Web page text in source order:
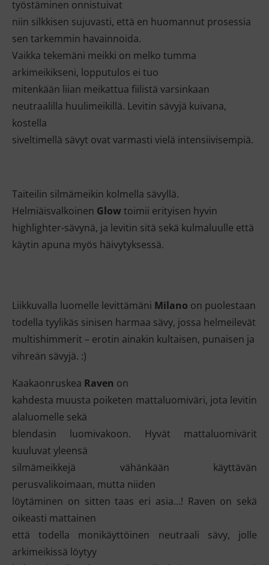
työstäminen onnistuivat
niin silkkisen sujuvasti, että en huomannut prosessia
sen tarkemmin havainnoida.
Vaikka tekemäni meikki on melko tumma
arkimeikikseni, lopputulos ei tuo
mitenkään liian meikattua fiilistä varsinkaan
neutraalilla huulimeikillä. Levitin sävyjä kuivana,
kostella
siveltimellä sävyt ovat varmasti vielä intensiivisempiä.
Taiteilin silmämeikin kolmella sävyllä.
Helmiäisvalkoinen Glowtoimii erityisen hyvin
highlighter-sävynä, ja levitin sitä sekä kulmaluulle että
käytin apuna myös häivytyksessä.
Liikkuvalla luomelle levittämäni Milano on puolestaan
todella tyylikäs sinisen harmaa sävy, jossa helmeilevät
multishimmerit – erotin ainakin kultaisen, punaisen ja
vihreän sävyjä. :)
Kaakaonruskea Raven on
kahdesta muusta poiketen mattaluomiväri, jota levitin
alaluomelle sekä
blendasin luomivakoon. Hyvät mattaluomivärit
kuuluvat yleensä
silmämeikkejä vähänkään käyttävän
perusvalikoimaan, mutta niiden
löytäminen on sitten taas eri asia…! Raven on sekä
oikeasti mattainen
että todella monikäyttöinen neutraali sävy, jolle
arkimeikissä löytyy